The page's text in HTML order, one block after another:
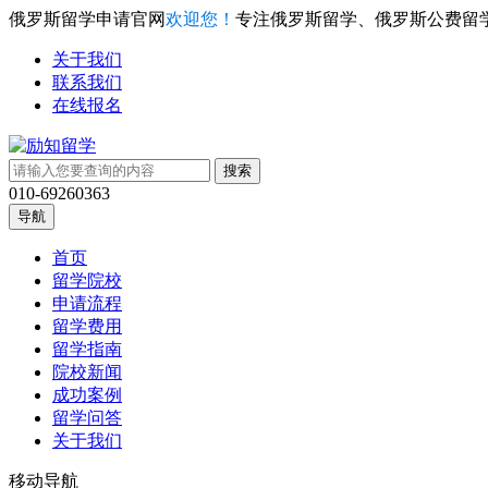
俄罗斯留学申请官网欢迎您！ 专注俄罗斯留学、俄罗斯公费留
关于我们
联系我们
在线报名
010-69260363
导航
首页
留学院校
申请流程
留学费用
留学指南
院校新闻
成功案例
留学问答
关于我们
移动导航